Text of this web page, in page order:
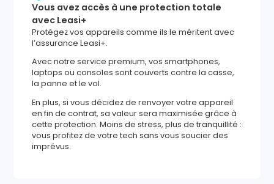
Vous avez accès à une protection totale
avec Leasi+
Protégez vos appareils comme ils le méritent avec
l’assurance Leasi+.
Avec notre service premium, vos smartphones,
laptops ou consoles sont couverts contre la casse,
la panne et le vol.
En plus, si vous décidez de renvoyer votre appareil
en fin de contrat, sa valeur sera maximisée grâce à
cette protection. Moins de stress, plus de tranquillité :
vous profitez de votre tech sans vous soucier des
imprévus.